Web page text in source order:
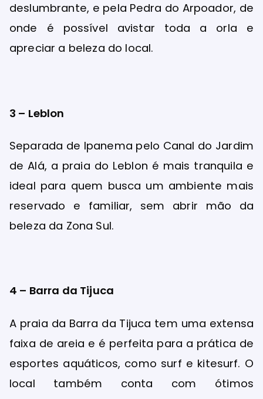
deslumbrante, e pela Pedra do Arpoador, de
onde é possível avistar toda a orla e
apreciar a beleza do local.
3 – Leblon
Separada de Ipanema pelo Canal do Jardim
de Alá, a praia do Leblon é mais tranquila e
ideal para quem busca um ambiente mais
reservado e familiar, sem abrir mão da
beleza da Zona Sul.
4 – Barra da Tijuca
A praia da Barra da Tijuca tem uma extensa
faixa de areia e é perfeita para a prática de
esportes aquáticos, como surf e kitesurf. O
local também conta com ótimos